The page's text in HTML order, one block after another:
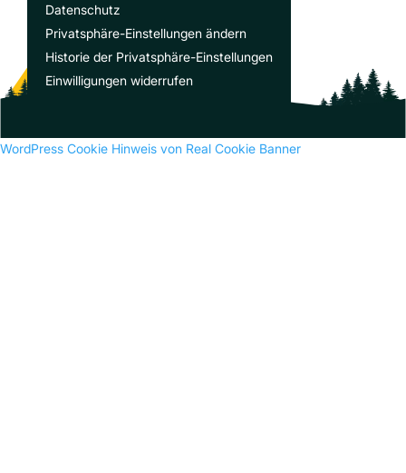
Recent Comments
Es sind keine Kommentare vorhanden.
Datenschutz
Privatsphäre-Einstellungen ändern
Historie der Privatsphäre-Einstellungen
Einwilligungen widerrufen
WordPress Cookie Hinweis von Real Cookie Banner